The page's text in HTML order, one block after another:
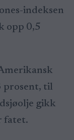
indeksen
opp 0,5
prosent, til
gikk
fatet.